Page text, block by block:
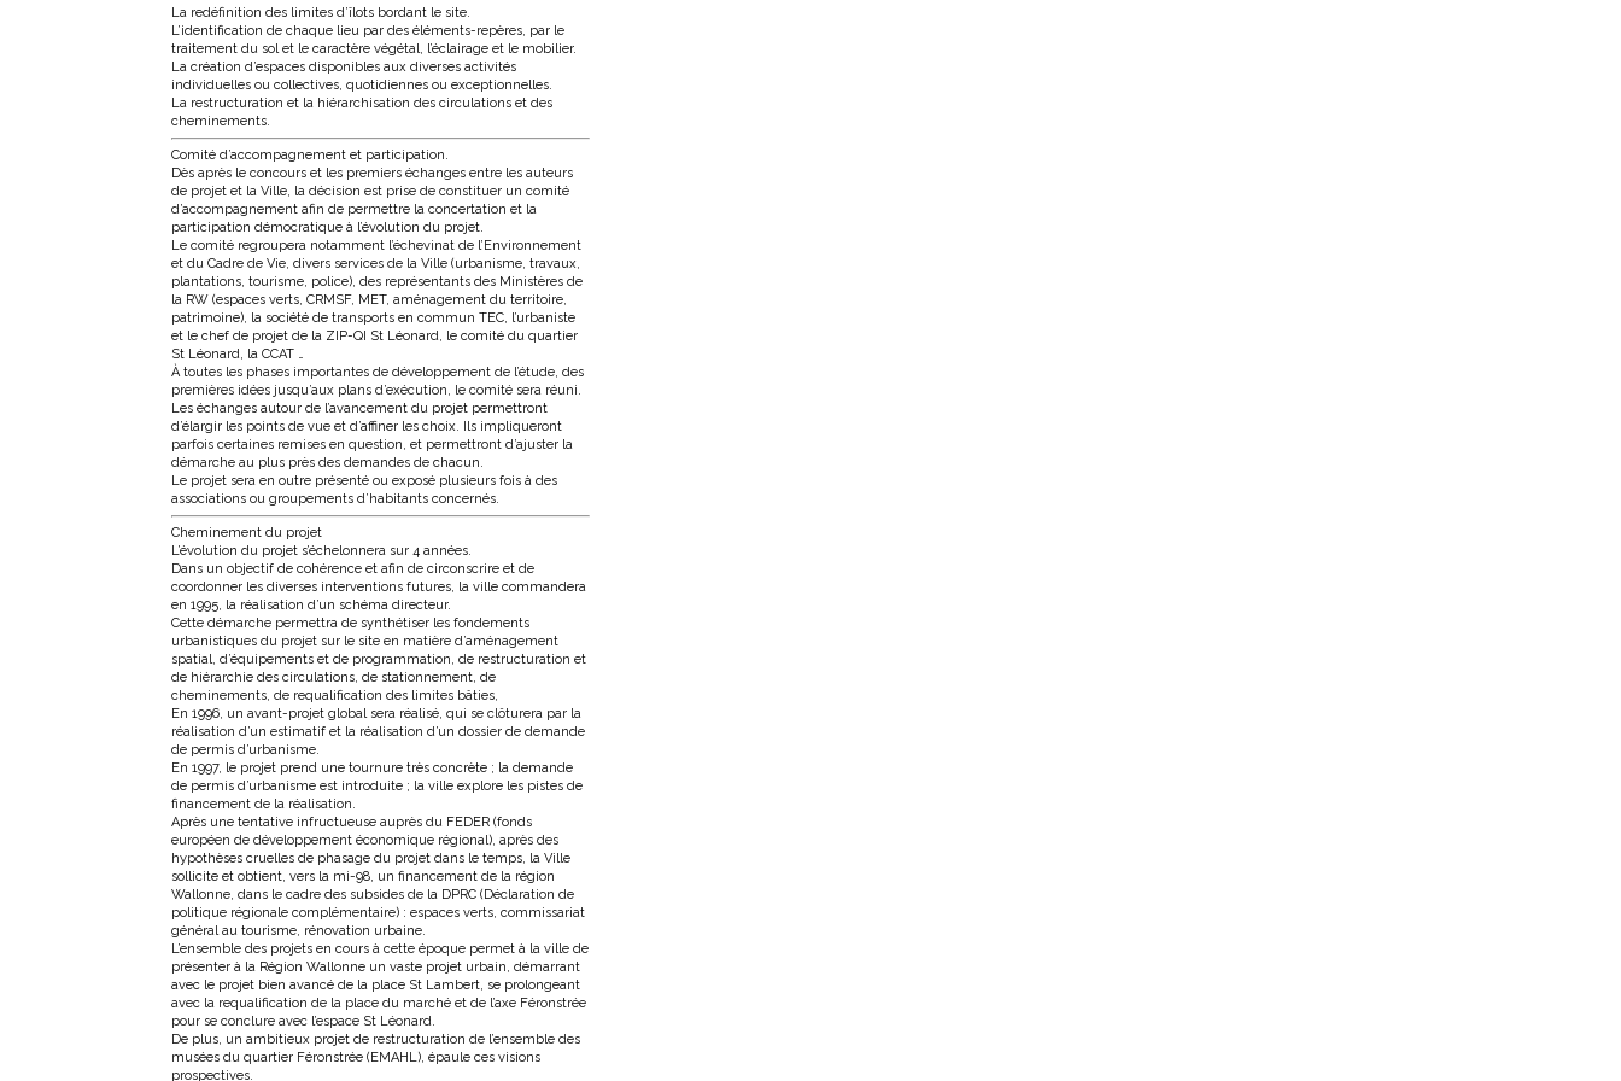
La redéfinition des limites d’îlots bordant le site.
L’identification de chaque lieu par des éléments-repères, par le
traitement du sol et le caractère végétal, l’éclairage et le mobilier.
La création d’espaces disponibles aux diverses activités
individuelles ou collectives, quotidiennes ou exceptionnelles.
La restructuration et la hiérarchisation des circulations et des
cheminements.
Comité d’accompagnement et participation.
Dès après le concours et les premiers échanges entre les auteurs
de projet et la Ville, la décision est prise de constituer un comité
d’accompagnement afin de permettre la concertation et la
participation démocratique à l’évolution du projet.
Le comité regroupera notamment l’échevinat de l’Environnement
et du Cadre de Vie, divers services de la Ville (urbanisme, travaux,
plantations, tourisme, police), des représentants des Ministères de
la RW (espaces verts, CRMSF, MET, aménagement du territoire,
patrimoine), la société de transports en commun TEC, l’urbaniste
et le chef de projet de la ZIP-QI St Léonard, le comité du quartier
St Léonard, la CCAT …
À toutes les phases importantes de développement de l’étude, des
premières idées jusqu’aux plans d’exécution, le comité sera réuni.
Les échanges autour de l’avancement du projet permettront
d’élargir les points de vue et d’affiner les choix. Ils impliqueront
parfois certaines remises en question, et permettront d’ajuster la
démarche au plus près des demandes de chacun.
Le projet sera en outre présenté ou exposé plusieurs fois à des
associations ou groupements d’habitants concernés.
Cheminement du projet
L’évolution du projet s’échelonnera sur 4 années.
Dans un objectif de cohérence et afin de circonscrire et de
coordonner les diverses interventions futures, la ville commandera
en 1995, la réalisation d’un schéma directeur.
Cette démarche permettra de synthétiser les fondements
urbanistiques du projet sur le site en matière d’aménagement
spatial, d’équipements et de programmation, de restructuration et
de hiérarchie des circulations, de stationnement, de
cheminements, de requalification des limites bâties,
En 1996, un avant-projet global sera réalisé, qui se clôturera par la
réalisation d’un estimatif et la réalisation d’un dossier de demande
de permis d’urbanisme.
En 1997, le projet prend une tournure très concrète ; la demande
de permis d’urbanisme est introduite ; la ville explore les pistes de
financement de la réalisation.
Après une tentative infructueuse auprès du FEDER (fonds
européen de développement économique régional), après des
hypothèses cruelles de phasage du projet dans le temps, la Ville
sollicite et obtient, vers la mi-98, un financement de la région
Wallonne, dans le cadre des subsides de la DPRC (Déclaration de
politique régionale complémentaire) : espaces verts, commissariat
général au tourisme, rénovation urbaine.
L’ensemble des projets en cours à cette époque permet à la ville de
présenter à la Région Wallonne un vaste projet urbain, démarrant
avec le projet bien avancé de la place St Lambert, se prolongeant
avec la requalification de la place du marché et de l’axe Féronstrée
pour se conclure avec l’espace St Léonard.
De plus, un ambitieux projet de restructuration de l’ensemble des
musées du quartier Féronstrée (EMAHL), épaule ces visions
prospectives.